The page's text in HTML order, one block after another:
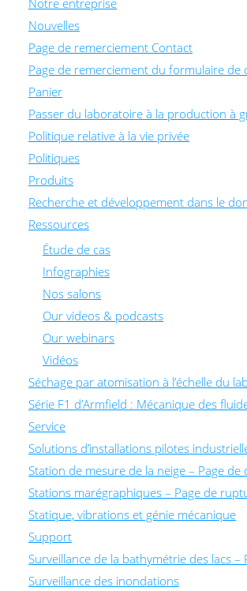
Notre entreprise
Nouvelles
Page de remerciement Contact
Page de remerciement du formulaire
Panier
Passer du laboratoire à la production à
Politique relative à la vie privée
Politiques
Produits
Recherche et développement dans le
Ressources
Étude de cas
Infographies
Nos salons
Our videos & podcasts
Our webinars
Vidéos
Séchage par atomisation à l’échelle du
Série F1 d’Armfield : Mécanique des
Service
Solutions d’installations pilotes
Station de mesure de la neige – Page de
Stations marégraphiques – Page de
Statique, vibrations et génie mécanique
Support
Surveillance de la bathymétrie des lacs –
Surveillance des inondations